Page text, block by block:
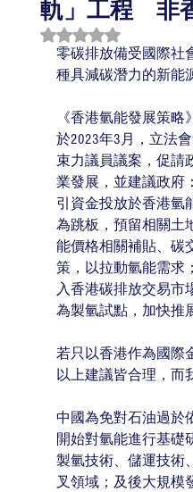
軌」工程 非
Rated NaN out of 5 stars.
零碳排放備受國際社
種具減碳潛力的新能
《香港氫能發展策
於2023年3月，立法
束力議員議案，促請
業發展，並建議政府
引資金投放於香港氫
為跳板，預留相關土
能價格相關補貼、碳
策，以拉動氫能需求
入香港碳排放交易市
為製氫試點，加快推
若只以香港作為國際
以上建議皆合理，而
中國為免對石油過於
開始對氫能進行基礎
製氫技術、儲運技術
叉領域；及後大規模